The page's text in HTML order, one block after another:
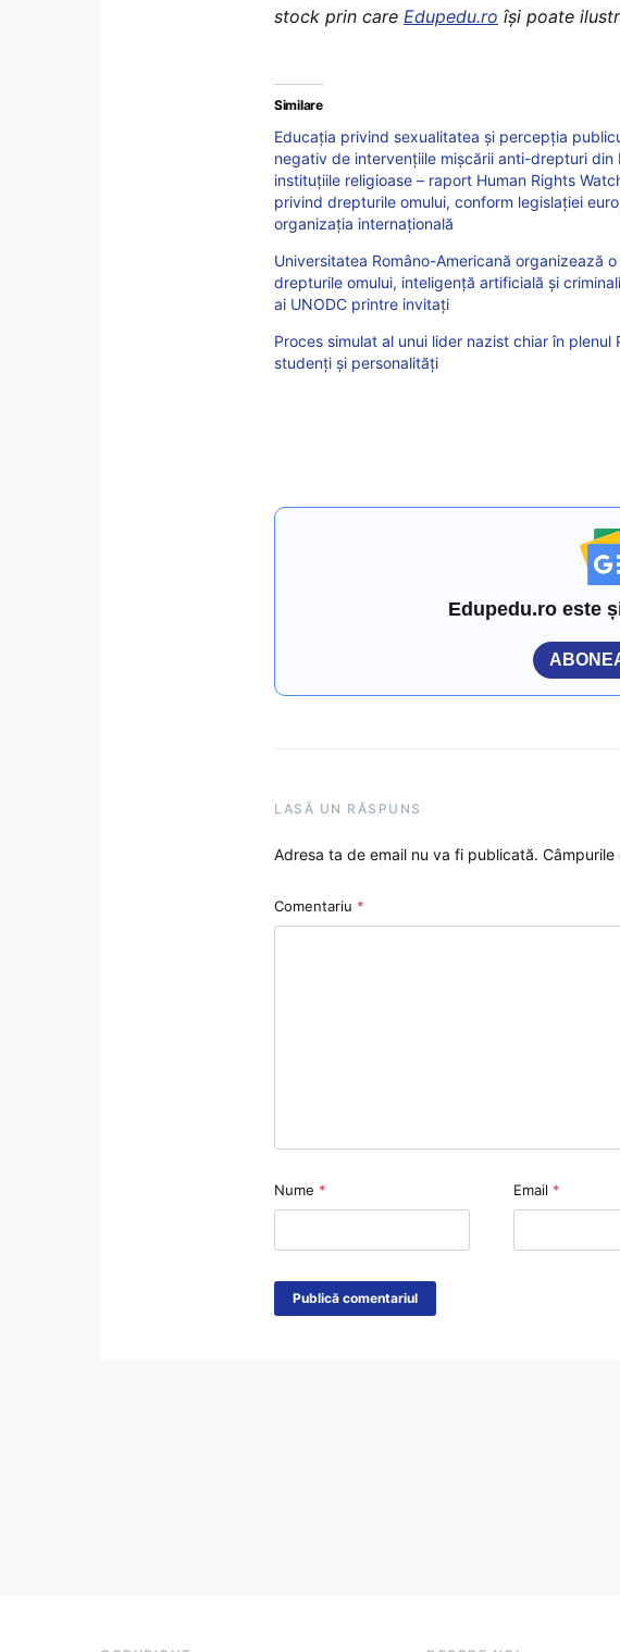
stock prin care Edupedu.ro îşi poate
Similare
Educația privind sexualitatea și percepția
negativ de intervențiile mișcării anti-drepturi din
instituțiile religioase – raport Human Rights
privind drepturile omului, conform legislației
organizația internațională
Universitatea Româno-Americană organizează
drepturile omului, inteligență artificială și
ai UNODC printre invitați
Proces simulat al unui lider nazist chiar în
studenți și personalități
Edupedu.ro este
LASĂ UN RĂSPUNS
Adresa ta de email nu va fi publicată.
Comentariu *
Nume * Email *